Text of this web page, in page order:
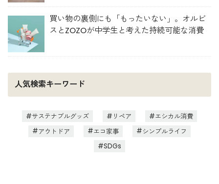
買い物の裏側にも「もったいない」。オルビ
スとZOZOが中学生と考えた持続可能な消費
人気検索キーワード
サステナブルグッズ リペア
エシカル消費
アウトドア
エコ家事
シンプルライフ
SDGs